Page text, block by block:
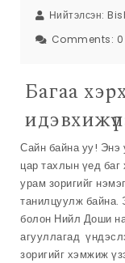
Нийтэлсэн:
Comments: 0
Багаа
Сайн байна уу! Энэ
цар тахлын үед
урам зоригийг
танилцуулж байна.
болон Нийл Доши
агууллагад
зоригийг хэмжиж